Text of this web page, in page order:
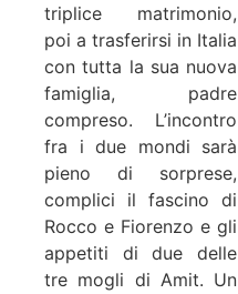
triplice matrimonio,
poi a trasferirsi in Italia
con tutta la sua nuova
famiglia, padre
compreso. L’incontro
fra i due mondi sarà
pieno di sorprese,
complici il fascino di
Rocco e Fiorenzo e gli
appetiti di due delle
tre mogli di Amit. Un